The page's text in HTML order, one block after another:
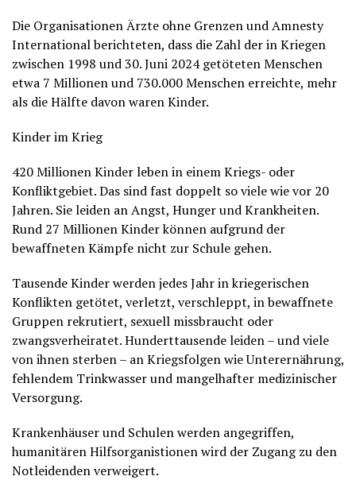
Die Organisationen Ärzte ohne Grenzen und Amnesty
International berichteten, dass die Zahl der in Kriegen
zwischen 1998 und 30. Juni 2024 getöteten Menschen
etwa 7 Millionen und 730.000 Menschen erreichte, mehr
als die Hälfte davon waren Kinder.
Kinder im Krieg
420 Millionen Kinder leben in einem Kriegs- oder
Konfliktgebiet. Das sind fast doppelt so viele wie vor 20
Jahren. Sie leiden an Angst, Hunger und Krankheiten.
Rund 27 Millionen Kinder können aufgrund der
bewaffneten Kämpfe nicht zur Schule gehen.
Tausende Kinder werden jedes Jahr in kriegerischen
Konflikten getötet, verletzt, verschleppt, in bewaffnete
Gruppen rekrutiert, sexuell missbraucht oder
zwangsverheiratet. Hunderttausende leiden – und viele
von ihnen sterben – an Kriegsfolgen wie Unterernährung,
fehlendem Trinkwasser und mangelhafter medizinischer
Versorgung.
Krankenhäuser und Schulen werden angegriffen,
humanitären Hilfsorganistionen wird der Zugang zu den
Notleidenden verweigert.